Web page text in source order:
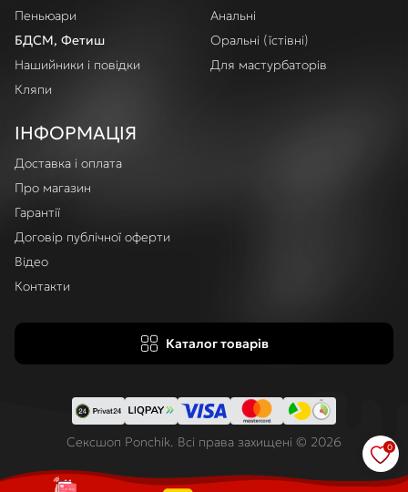
0
Пеньюари
БДСМ, Фетиш
Нашийники і повідки
Кляпи
Анальні
Оральні (їстівні)
Для мастурбаторів
ІНФОРМАЦІЯ
Доставка і оплата
Про магазин
Гарантії
Договір публічної оферти
Відео
Контакти
Каталог товарів
Сексшоп Ponchik. Всі права захищені © 2026